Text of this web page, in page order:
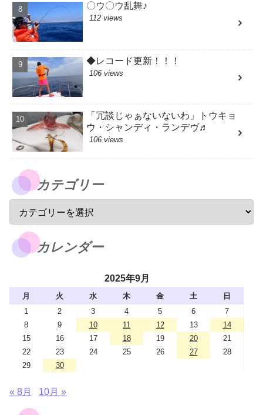
〇ウ〇ウ乱舞♪
112 views
◆レコード更新！！！
106 views
「冗談じゃぁないないわ」トウキョ
ウ・シャンディ・ランデヴ♬
106 views
カテゴリー
カレンダー
2025年9月
月 火 水 木 金 土
日
1
2 3 4 5 6
7
8
9 10 11 12 13
14
15
16 17 18 19 20
21
22
23 24 25 26 27
28
29
30
« 8月 10月 »